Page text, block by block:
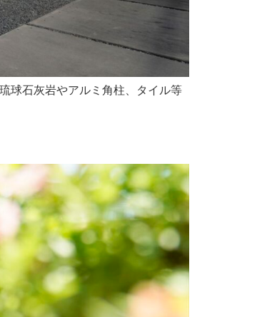
球石灰岩やアルミ角柱、タイル等